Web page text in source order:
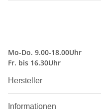
Mo-Do. 9.00-18.00Uhr
Fr. bis 16.30Uhr
Hersteller
Informationen